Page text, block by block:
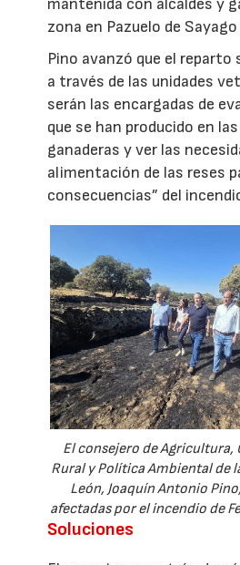
mantenida con alcaldes y
zona en Pazuelo de
Pino avanzó que el reparto
a través de las unidades
serán las encargadas de
que se han producido en
ganaderas y ver las
alimentación de las reses
consecuencias” del
El consejero de Agricultura,
Rural y Política Ambiental de
León, Joaquín Antonio
afectadas por el incendio de
Soluciones